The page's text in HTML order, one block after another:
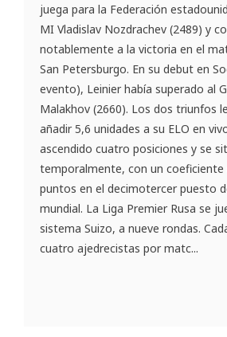
juega para la Federación
MI Vladislav Nozdrachev (2489) y
notablemente a la victoria en el
San Petersburgo. En su debut en
evento), Leinier había superado al
Malakhov (2660). Los dos triunfos
añadir 5,6 unidades a su ELO en
ascendido cuatro posiciones y se
temporalmente, con un coeficiente
puntos en el decimotercer puesto
mundial. La Liga Premier Rusa se
sistema Suizo, a nueve rondas.
cuatro ajedrecistas por matc...